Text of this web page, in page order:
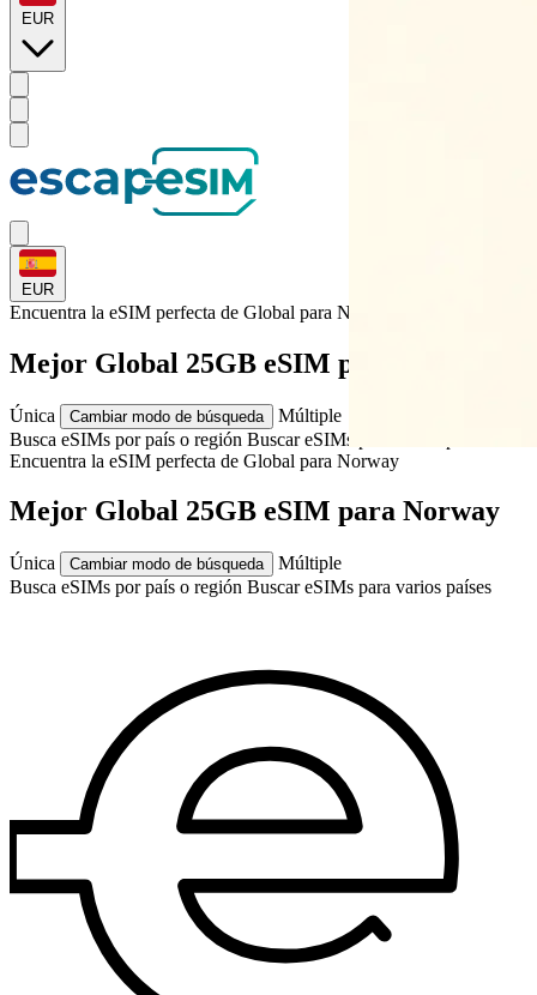
EUR
EUR
Encuentra la eSIM perfecta de Global para Norway
Mejor Global 25GB eSIM para Norway
Única Cambiar modo de búsqueda
Múltiple
Busca eSIMs por país o región Buscar eSIMs para varios países
Encuentra la eSIM perfecta de Global para Norway
Mejor Global 25GB eSIM para Norway
Única Cambiar modo de búsqueda
Múltiple
Busca eSIMs por país o región Buscar eSIMs para varios países